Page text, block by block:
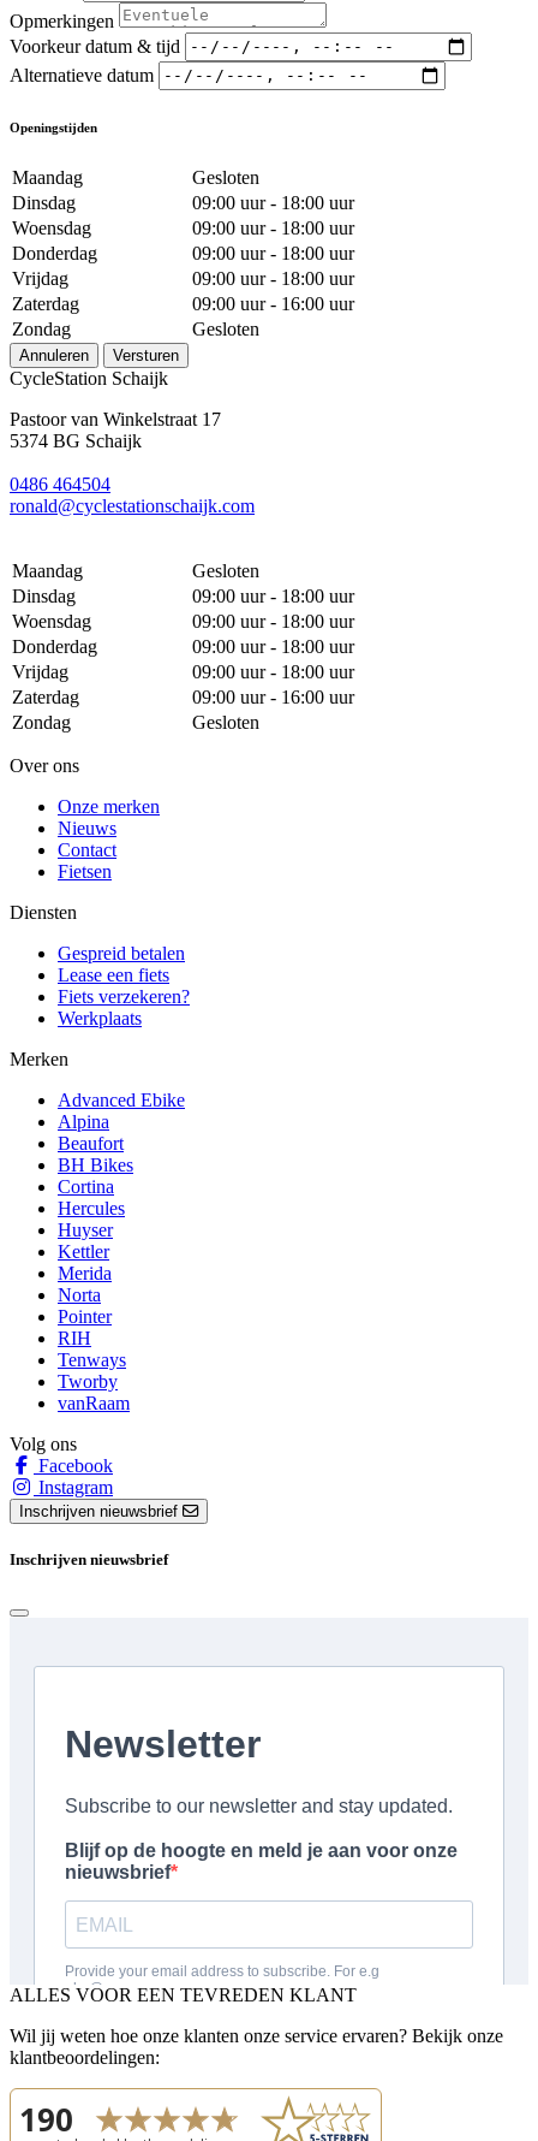
Opmerkingen
Voorkeur datum & tijd
Alternatieve datum
Openingstijden
Maandag
Gesloten
Dinsdag
09:00 uur - 18:00 uur
Woensdag
09:00 uur - 18:00 uur
Donderdag
09:00 uur - 18:00 uur
Vrijdag
09:00 uur - 18:00 uur
Zaterdag
09:00 uur - 16:00 uur
Zondag
Gesloten
Annuleren Versturen
CycleStation Schaijk
Pastoor van Winkelstraat 17
5374 BG Schaijk
0486 464504
ronald@cyclestationschaijk.com
Maandag
Gesloten
Dinsdag
09:00 uur - 18:00 uur
Woensdag
09:00 uur - 18:00 uur
Donderdag
09:00 uur - 18:00 uur
Vrijdag
09:00 uur - 18:00 uur
Zaterdag
09:00 uur - 16:00 uur
Zondag
Gesloten
Over ons
Onze merken
Nieuws
Contact
Fietsen
Diensten
Gespreid betalen
Lease een fiets
Fiets verzekeren?
Werkplaats
Merken
Advanced Ebike
Alpina
Beaufort
BH Bikes
Cortina
Hercules
Huyser
Kettler
Merida
Norta
Pointer
RIH
Tenways
Tworby
vanRaam
Volg ons
Facebook
Instagram
Inschrijven nieuwsbrief
Inschrijven nieuwsbrief
ALLES VOOR EEN TEVREDEN KLANT
Wil jij weten hoe onze klanten onze service ervaren? Bekijk onze
klantbeoordelingen: